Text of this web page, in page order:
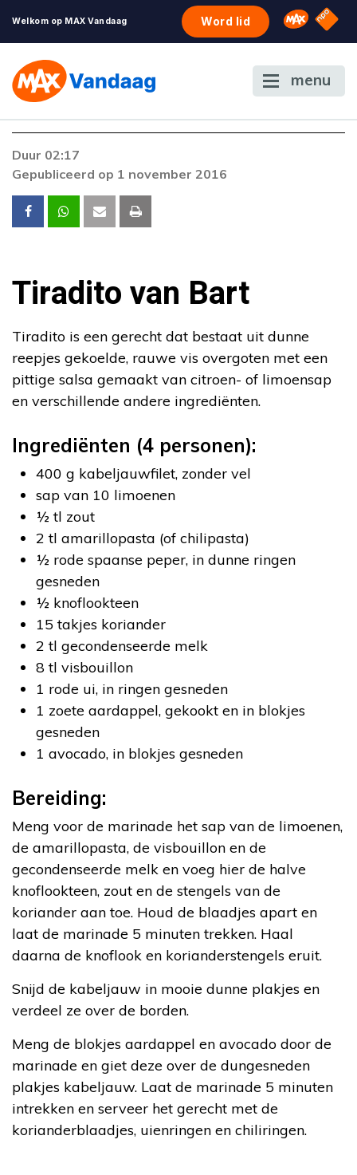
Welkom op MAX Vandaag Word lid Omroep
NPO
menu
Duur 02:17
Gepubliceerd op 1 november 2016
Tiradito van Bart
Tiradito is een gerecht dat bestaat uit dunne
reepjes gekoelde, rauwe vis overgoten met een
pittige salsa gemaakt van citroen- of limoensap
en verschillende andere ingrediënten.
Ingrediënten (4 personen):
400 g kabeljauwfilet, zonder vel
sap van 10 limoenen
½ tl zout
2 tl amarillopasta (of chilipasta)
½ rode spaanse peper, in dunne ringen
gesneden
½ knoflookteen
15 takjes koriander
2 tl gecondenseerde melk
8 tl visbouillon
1 rode ui, in ringen gesneden
1 zoete aardappel, gekookt en in blokjes
gesneden
1 avocado, in blokjes gesneden
Bereiding:
Meng voor de marinade het sap van de limoenen,
de amarillopasta, de visbouillon en de
gecondenseerde melk en voeg hier de halve
knoflookteen, zout en de stengels van de
koriander aan toe. Houd de blaadjes apart en
laat de marinade 5 minuten trekken. Haal
daarna de knoflook en korianderstengels eruit.
Snijd de kabeljauw in mooie dunne plakjes en
verdeel ze over de borden.
Meng de blokjes aardappel en avocado door de
marinade en giet deze over de dungesneden
plakjes kabeljauw. Laat de marinade 5 minuten
intrekken en serveer het gerecht met de
korianderblaadjes, uienringen en chiliringen.